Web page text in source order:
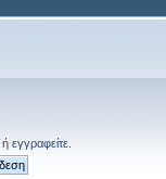
ή εγγραφείτε